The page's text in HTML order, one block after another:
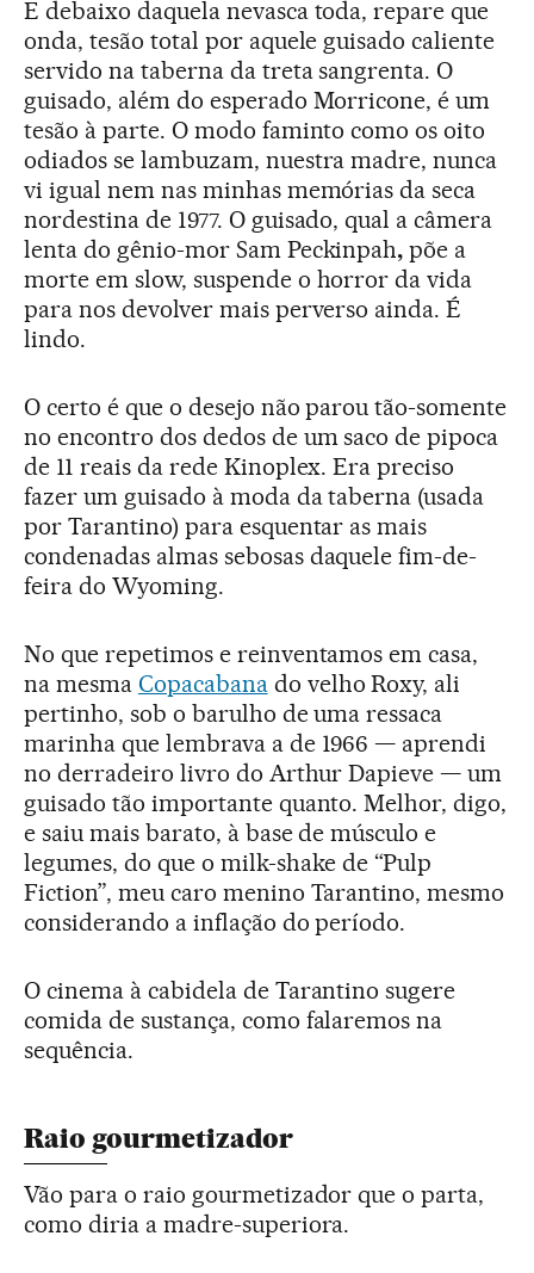
E debaixo daquela nevasca toda, repare que
onda, tesão total por aquele guisado caliente
servido na taberna da treta sangrenta. O
guisado, além do esperado Morricone, é um
tesão à parte. O modo faminto como os oito
odiados se lambuzam, nuestra madre, nunca
vi igual nem nas minhas memórias da seca
nordestina de 1977. O guisado, qual a câmera
lenta do gênio-mor Sam Peckinpah,põe a
morte em slow, suspende o horror da vida
para nos devolver mais perverso ainda. É
lindo.
O certo é que o desejo não parou tão-somente
no encontro dos dedos de um saco de pipoca
de 11 reais da rede Kinoplex. Era preciso
fazer um guisado à moda da taberna (usada
por Tarantino) para esquentar as mais
condenadas almas sebosas daquele fim-de-
feira do Wyoming.
No que repetimos e reinventamos em casa,
na mesma Copacabanado velho Roxy, ali
pertinho, sob o barulho de uma ressaca
marinha que lembrava a de 1966 — aprendi
no derradeiro livro do Arthur Dapieve — um
guisado tão importante quanto. Melhor, digo,
e saiu mais barato, à base de músculo e
legumes, do que o milk-shake de “Pulp
Fiction”, meu caro menino Tarantino, mesmo
considerando a inflação do período.
O cinema à cabidela de Tarantino sugere
comida de sustança, como falaremos na
sequência.
Raio gourmetizador
Vão para o raio gourmetizador que o parta,
como diria a madre-superiora.